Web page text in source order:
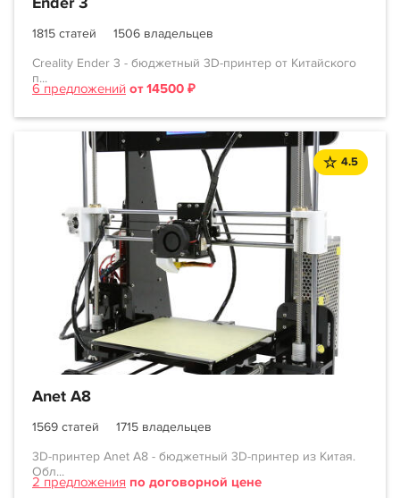
1815 статей
1506 владельцев
Creality Ender 3 - бюджетный 3D-принтер от Китайского
п...
6 предложений от 14500 ₽
4.5
Anet A8
1569 статей
1715 владельцев
3D-принтер Anet A8 - бюджетный 3D-принтер из Китая.
Обл...
2 предложения по договорной цене